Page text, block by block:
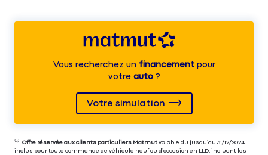
Vous recherchez unfinancementpour
votre auto?
Votre simulation
⁽⁴⁾| Offre réservée aux clients particuliers Matmut valable du jusqu’au 31/12/2024
inclus pour toute commande de véhicule neuf ou d’occasion en LLD, incluant les